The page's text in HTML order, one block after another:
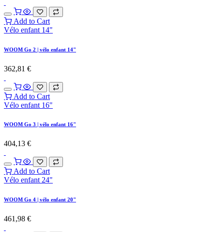
Add to Cart
Vélo enfant 14"
WOOM Go 2 | vélo enfant 14"
362,81 €
Add to Cart
Vélo enfant 16"
WOOM Go 3 | vélo enfant 16"
404,13 €
Add to Cart
Vélo enfant 24"
WOOM Go 4 | vélo enfant 20"
461,98 €